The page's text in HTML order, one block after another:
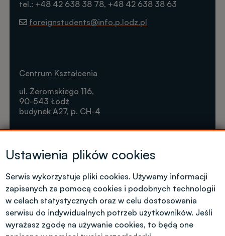
Kontakt dla kandydatów z polskim
tel.: +48 42 638 38 78, +48 42 638 38 63
foreignstudents@info.p.lodz.pl
Centrum Kształcenia
ul. Żeromskiego 116,
90-543 Łódź
budynek A27, p. CH-4
Tel. +48 42 631 23 14
microcredentials@info.p.lodz.pl
Ustawienia plików cookies
Serwis wykorzystuje pliki cookies. Używamy informacji
zapisanych za pomocą cookies i podobnych technologii
w celach statystycznych oraz w celu dostosowania
serwisu do indywidualnych potrzeb użytkowników. Jeśli
wyrażasz zgodę na używanie cookies, to będą one